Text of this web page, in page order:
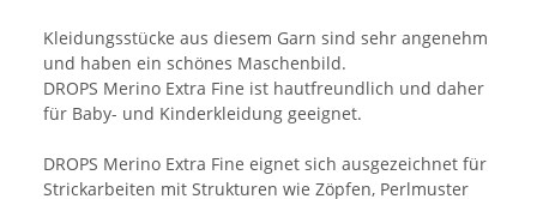
Kleidungsstücke aus diesem Garn sind sehr angenehm
und haben ein schönes Maschenbild.
DROPS Merino Extra Fine ist hautfreundlich und daher
für Baby- und Kinderkleidung geeignet.
DROPS Merino Extra Fine eignet sich ausgezeichnet für
Strickarbeiten mit Strukturen wie Zöpfen, Perlmuster